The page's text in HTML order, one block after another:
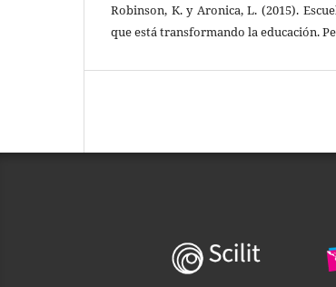
Robinson, K. y Aronica, L. (2015).
que está transformando la educación.